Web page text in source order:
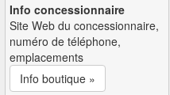
Info concessionnaire
Site Web du concessionnaire,
numéro de téléphone,
emplacements
Info boutique »